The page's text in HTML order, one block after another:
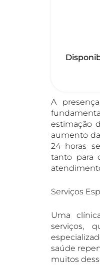
A
estimação
aumento
24 horas
tanto para
Serviços
Uma
serviços,
saúde
muitos